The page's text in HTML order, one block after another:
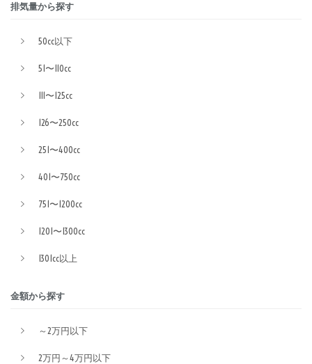
排気量から探す
50cc以下
51〜110cc
111〜125cc
126〜250cc
251〜400cc
401〜750cc
751〜1200cc
1201〜1300cc
1301cc以上
金額から探す
～2万円以下
2万円～4万円以下